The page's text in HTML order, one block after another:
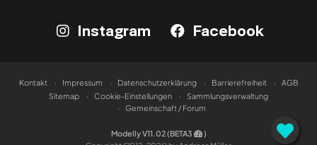
Instagram Facebook
Kontakt Impressum Datenschutzerklärung Barrierefreiheit
AGB
Sitemap
Cookie-Einstellungen
Sammlungsverwaltung
Gemeinschaft / Forum
Modelly V11.02 (BETA3
)